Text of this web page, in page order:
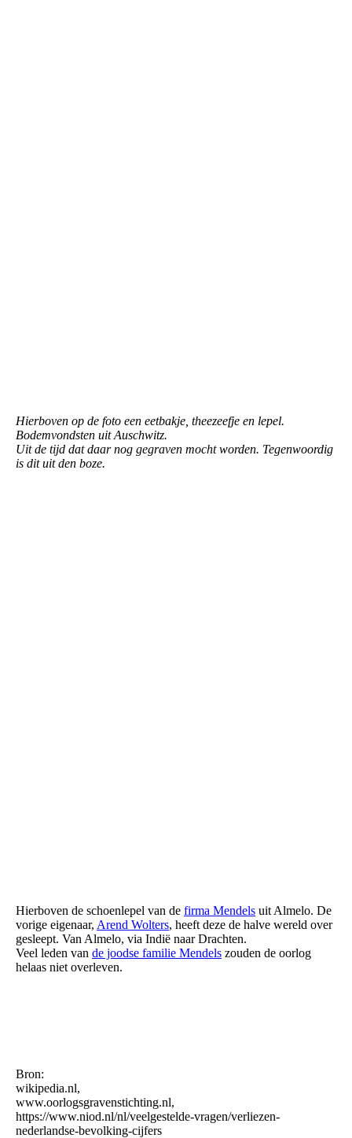
Hierboven op de foto een eetbakje, theezeefje en lepel.
Bodemvondsten uit Auschwitz.
Uit de tijd dat daar nog gegraven mocht worden. Tegenwoordig
is dit uit den boze.
Hierboven de schoenlepel van de firma Mendels uit Almelo. De
vorige eigenaar, Arend Wolters, heeft deze de halve wereld over
gesleept. Van Almelo, via Indië naar Drachten.
Veel leden van de joodse familie Mendels zouden de oorlog
helaas niet overleven.
Bron:
wikipedia.nl,
www.oorlogsgravenstichting.nl,
https://www.niod.nl/nl/veelgestelde-vragen/verliezen-
nederlandse-bevolking-cijfers